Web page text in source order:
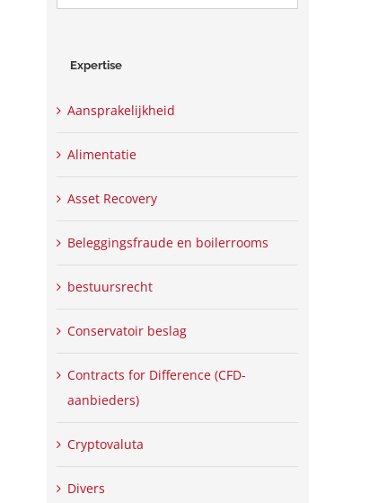
naar:
Expertise
Aansprakelijkheid
Alimentatie
Asset Recovery
Beleggingsfraude en boilerrooms
bestuursrecht
Conservatoir beslag
Contracts for Difference (CFD-
aanbieders)
Cryptovaluta
Divers